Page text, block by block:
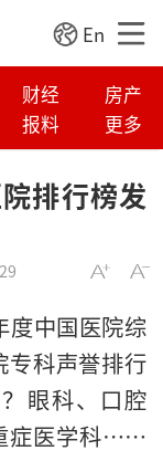
En
财经
房产
报料 更多
排行榜发
度中国医院综
专科声誉排行
眼科、口腔
症医学科……